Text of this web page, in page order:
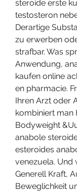
steroide erste
testosteron
Derartige
zu erwerben
strafbar. Was
Anwendung,
kaufen online
en pharmacie.
Ihren Arzt oder
kombiniert man
Bodyweight
anabole
esteroides
venezuela. Und
Generell Kraft,
Beweglichkeit